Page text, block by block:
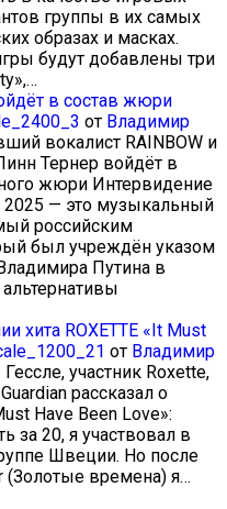
группы в их самых
образах и масках.
будут добавлены три
в состав жюри
от Владимир
вокалист RAINBOW и
Тернер войдёт в
жюри Интервидение
2025 — это музыкальный
российским
был учреждён указом
Путина в
хита ROXETTE «It Must
от Владимир
участник Roxette,
рассказал о
Have Been Love»:
за 20, я участвовал в
Швеции. Но после
(Золотые времена) я…